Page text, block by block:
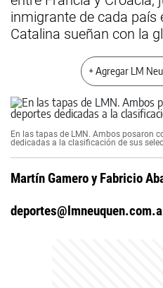
inmigrante de cada país
Catalina sueñan con la
+ Agregar LM
En las tapas de LMN. Ambos posaron
dedicadas a la clasificación de sus
Martín Gamero y Fabricio